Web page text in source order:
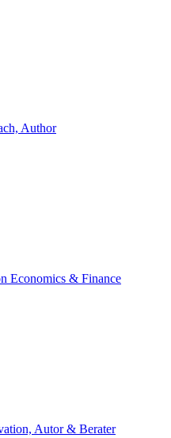
Author
Economics & Finance
Autor & Berater